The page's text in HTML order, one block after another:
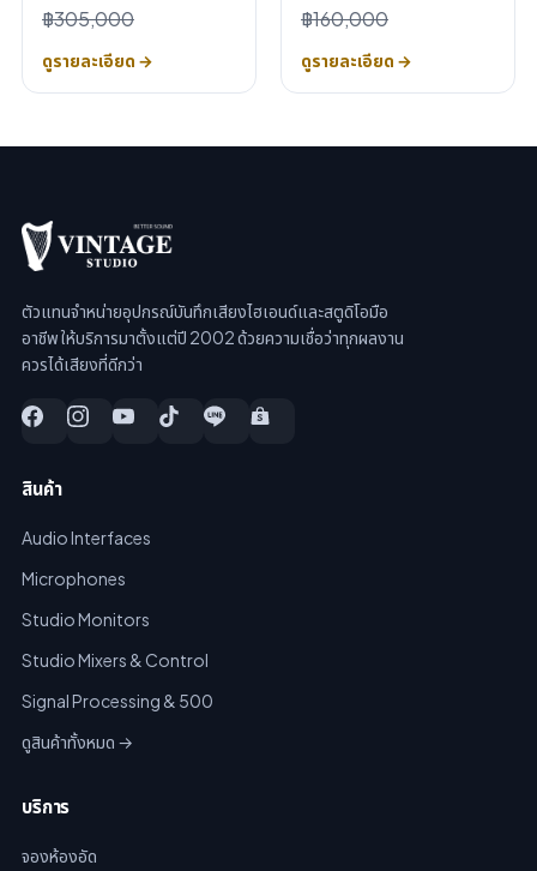
฿305,000
ดูรายละเอียด →
฿160,000
ดูรายละเอียด →
ตัวแทนจำหน่ายอุปกรณ์บันทึกเสียงไฮเอนด์และสตูดิโอมือ
อาชีพ ให้บริการมาตั้งแต่ปี 2002 ด้วยความเชื่อว่าทุกผลงาน
ควรได้เสียงที่ดีกว่า
สินค้า
Audio Interfaces
Microphones
Studio Monitors
Studio Mixers & Control
Signal Processing & 500
ดูสินค้าทั้งหมด →
บริการ
จองห้องอัด